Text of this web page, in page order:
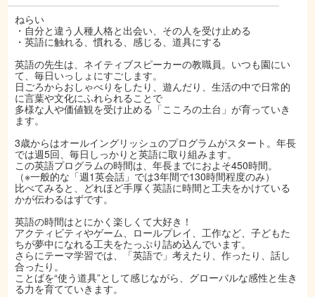
ねらい
・自分と違う人種人格と出会い、その人を受け止める
・英語に触れる、慣れる、感じる、道具にする
英語の先生は、ネイティブスピーカーの教職員。いつも園にい
て、毎日いっしょにすごします。
日ごろからおしゃべりをしたり、遊んだり、生活の中で日常的
に言葉や文化にふれられることで
多様な人や価値観を受け止める「こころの土台」が育っていき
ます。
3歳からはオールイングリッシュのプログラムがスタート。年長
では週5回、毎日しっかりと英語に取り組みます。
この英語プログラムの時間は、年長までにおよそ450時間。
（※一般的な「週1英会話」では3年間で130時間程度のみ）
比べてみると、どれほど手厚く英語に時間と工夫をかけている
かが伝わるはずです。
英語の時間はとにかく楽しくて大好き！
アクティビティやゲーム、ロールプレイ、工作など、子どもた
ちが夢中になれる工夫をたっぷり詰め込んでいます。
さらにテーマ学習では、「英語で」考えたり、作ったり、話し
合ったり。
ことばを“使う道具”として感じながら、グローバルな感性と生き
る力を育てていきます。